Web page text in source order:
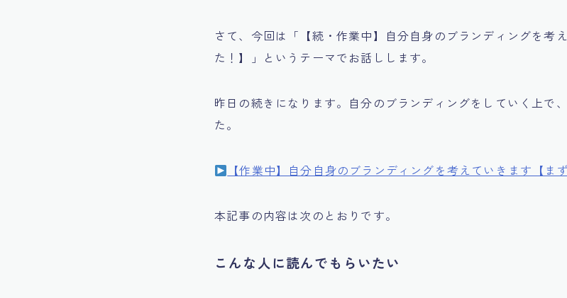
さて、今回は「【続・作業中】自分自身のブランディングを考
た！】」というテーマでお話しします。
昨日の続きになります。自分のブランディングをしていく上で
た。
【作業中】自分自身のブランディングを考えていきます【ま
本記事の内容は次のとおりです。
こんな人に読んでもらいたい